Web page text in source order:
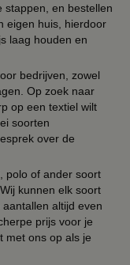
stappen, en bestellen
eigen huis, hierdoor
laag houden en
bedrijven, zowel
Op zoek naar
op een textiel wilt
soorten
over de
polo of ander soort
kunnen elk soort
altijd even
prijs voor je
met ons op als je